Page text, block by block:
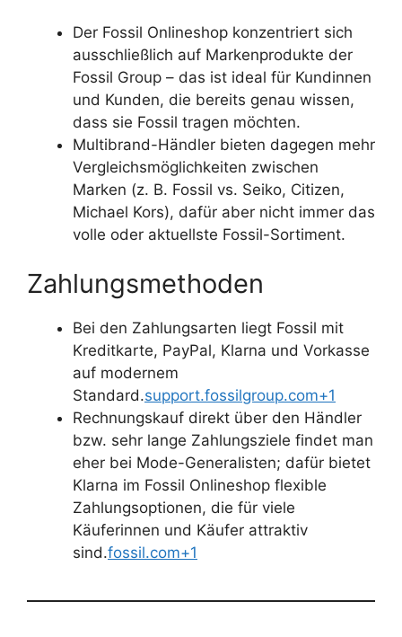
Der Fossil Onlineshop konzentriert sich
ausschließlich auf Markenprodukte der
Fossil Group – das ist ideal für Kundinnen
und Kunden, die bereits genau wissen,
dass sie Fossil tragen möchten.
Multibrand-Händler bieten dagegen mehr
Vergleichsmöglichkeiten zwischen
Marken (z. B. Fossil vs. Seiko, Citizen,
Michael Kors), dafür aber nicht immer das
volle oder aktuellste Fossil-Sortiment.
Zahlungsmethoden
Bei den Zahlungsarten liegt Fossil mit
Kreditkarte, PayPal, Klarna und Vorkasse
auf modernem
Standard.support.fossilgroup.com+1
Rechnungskauf direkt über den Händler
bzw. sehr lange Zahlungsziele findet man
eher bei Mode-Generalisten; dafür bietet
Klarna im Fossil Onlineshop flexible
Zahlungsoptionen, die für viele
Käuferinnen und Käufer attraktiv
sind.fossil.com+1